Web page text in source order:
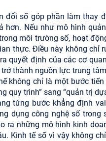
đổi số góp phần làm thay
hơn. Nếu như mô hình
môi trường số, hoạt
thực. Điều này không chỉ
quyết định của các cơ
thành nguồn lực trung
không chỉ là một bước
quy trình” sang “quản trị
từng bước khẳng định
dụng công nghệ số
ra những mô hình kinh
Kinh tế số vì vậy không